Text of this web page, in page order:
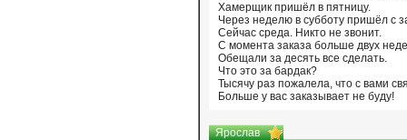
Хамерщик пришёл в пятницу.
Через неделю в субботу пришёл с
Сейчас среда. Никто не звонит.
С момента заказа больше двух
Обещали за десять все сделать.
Что это за бардак?
Тысячу раз пожалела, что с вами
Больше у вас заказывает не буду!
Ярослав